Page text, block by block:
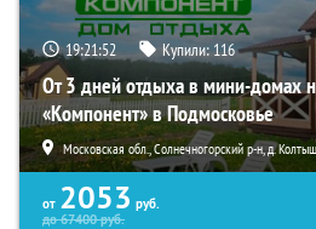
19:21:51 Купили: 116
От 3 дней отдыха в мини-домах
«Компонент» в Подмосковье
Московская обл., Солнечногорский р-н, д.
от 2053 руб.
до67400руб.